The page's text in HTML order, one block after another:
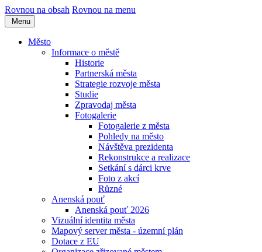
Rovnou na obsah Rovnou na menu
Menu
Město
Informace o městě
Historie
Partnerská města
Strategie rozvoje města
Studie
Zpravodaj města
Fotogalerie
Fotogalerie z města
Pohledy na město
Návštěva prezidenta
Rekonstrukce a realizace
Setkání s dárci krve
Foto z akcí
Různé
Anenská pouť
Anenská pouť 2026
Vizuální identita města
Mapový server města - územní plán
Dotace z EU